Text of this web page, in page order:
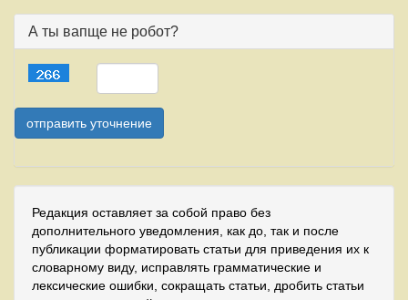
А ты вапще не робот?
Редакция оставляет за собой право без
дополнительного уведомления, как до, так и после
публикации форматировать статьи для приведения их к
словарному виду, исправлять грамматические и
лексические ошибки, сокращать статьи, дробить статьи